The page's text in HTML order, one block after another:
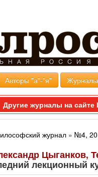
Авторы "а"-"я"
Другие журналы на
журнал » №4,
Цыганков,
лекционный